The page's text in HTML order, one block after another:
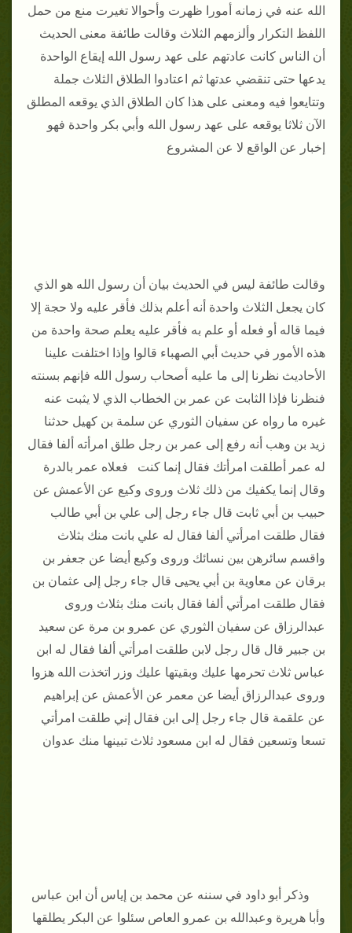
الله عنه في زمانه أمورا ظهرت وأحوالا تغيرت منع من حمل
اللفظ التكرار وألزمهم الثلاث وقالت طائفة معنى الحديث
أن الناس كانت عادتهم على عهد رسول الله إيقاع الواحدة
يدعها حتى تنقضي عدتها ثم اعتادوا الطلاق الثلاث جملة
وتتايعوا فيه ومعنى على هذا كان الطلاق الذي يوقعه المطلق
الآن ثلاثا يوقعه على عهد رسول الله وأبي بكر واحدة فهو
إخبار عن الواقع لا عن المشروع
وقالت طائفة ليس في الحديث بيان أن رسول الله هو الذي
كان يجعل الثلاث واحدة أنه أعلم بذلك فأقر عليه ولا حجة إلا
فيما قاله أو فعله أو علم به فأقر عليه يعلم صحة واحدة من
هذه الأمور في حديث أبي الصهباء قالوا وإذا اختلفت علينا
الأحاديث نظرنا إلى ما عليه أصحاب رسول الله فإنهم بسنته
فنظرنا فإذا الثابت عن عمر بن الخطاب الذي لا يثبت عنه
غيره ما رواه عن سفيان الثوري عن سلمة بن كهيل حدثنا
زيد بن وهب أنه رفع إلى عمر بن رجل طلق امرأته ألفا فقال
له عمر أطلقت امرأتك فقال إنما كنت فعلاه عمر بالدرة
وقال إنما يكفيك من ذلك ثلاث وروى وكيع عن الأعمش عن
حبيب بن أبي ثابت قال جاء رجل إلى علي بن أبي طالب
فقال طلقت امرأتي ألفا فقال له علي بانت منك بثلاث
واقسم سائرهن بين نسائك وروى وكيع أيضا عن جعفر بن
برقان عن معاوية بن أبي يحيى قال جاء رجل إلى عثمان بن
فقال طلقت امرأتي ألفا فقال بانت منك بثلاث وروى
عبدالرزاق عن سفيان الثوري عن عمرو بن مرة عن سعيد
بن جبير قال قال رجل لابن طلقت امرأتي ألفا فقال له ابن
عباس ثلاث تحرمها عليك وبقيتها عليك وزر اتخذت الله هزوا
وروى عبدالرزاق أيضا عن معمر عن الأعمش عن إبراهيم
عن علقمة قال جاء رجل إلى ابن فقال إني طلقت امرأتي
تسعا وتسعين فقال له ابن مسعود ثلاث تبينها منك عدوان
وذكر أبو داود في سننه عن محمد بن إياس أن ابن عباس
وأبا هريرة وعبدالله بن عمرو العاص سئلوا عن البكر يطلقها